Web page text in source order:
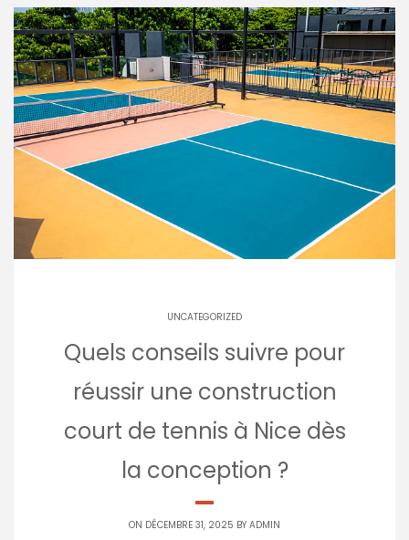
UNCATEGORIZED
Quels conseils suivre pour
réussir une construction
court de tennis à Nice dès
la conception ?
ON DÉCEMBRE 31, 2025 BY ADMIN